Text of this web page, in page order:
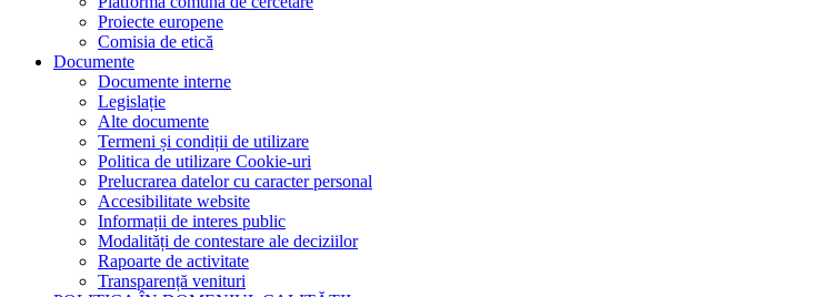
Proiecte europene
Comisia de etică
Documente
Documente interne
Legislație
Alte documente
Termeni și condiții de utilizare
Politica de utilizare Cookie-uri
Prelucrarea datelor cu caracter personal
Accesibilitate website
Informații de interes public
Modalități de contestare ale deciziilor
Rapoarte de activitate
Transparență venituri